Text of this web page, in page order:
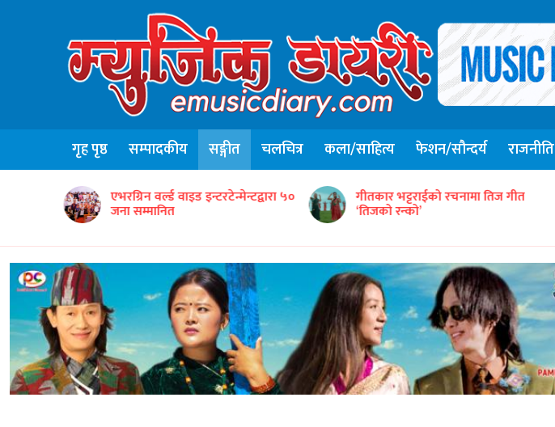
गृह पृष्ठ सम्पादकीय सङ्गीत चलचित्र कला/साहित्य फेशन/सौन्दर्य राजनीति
एभरग्रिन वर्ल्ड वाइड इन्टरटेन्मेन्टद्वारा ५०
जना सम्मानित
गीतकार भट्टराईको रचनामा तिज गीत
‘तिजको रन्को’